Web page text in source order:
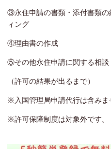
③永住申請の書類・添付書類の
ィング
④理由書の作成
⑤その他永住申請に関する相談
（許可の結果が出るまで）
※入国管理局申請代行は含みま
※許可保障制度は対象外です。